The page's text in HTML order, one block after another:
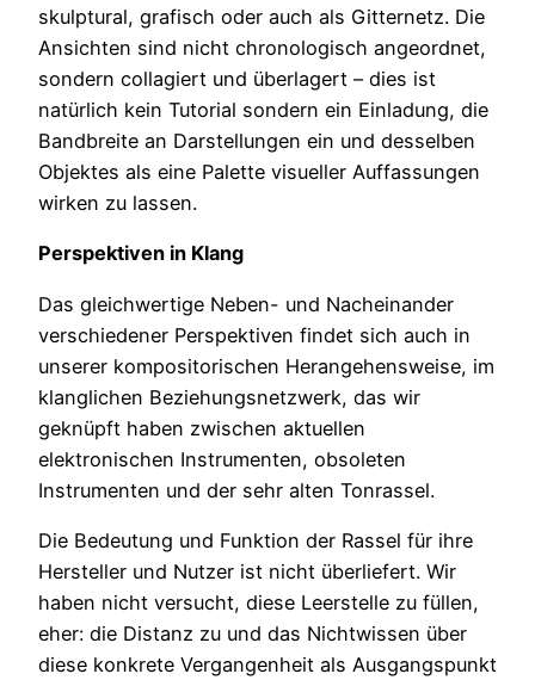
skulptural, grafisch oder auch als Gitternetz. Die
Ansichten sind nicht chronologisch angeordnet,
sondern collagiert und überlagert – dies ist
natürlich kein Tutorial sondern ein Einladung, die
Bandbreite an Darstellungen ein und desselben
Objektes als eine Palette visueller Auffassungen
wirken zu lassen.
Perspektiven in Klang
Das gleichwertige Neben- und Nacheinander
verschiedener Perspektiven findet sich auch in
unserer kompositorischen Herangehensweise, im
klanglichen Beziehungsnetzwerk, das wir
geknüpft haben zwischen aktuellen
elektronischen Instrumenten, obsoleten
Instrumenten und der sehr alten Tonrassel.
Die Bedeutung und Funktion der Rassel für ihre
Hersteller und Nutzer ist nicht überliefert. Wir
haben nicht versucht, diese Leerstelle zu füllen,
eher: die Distanz zu und das Nichtwissen über
diese konkrete Vergangenheit als Ausgangspunkt